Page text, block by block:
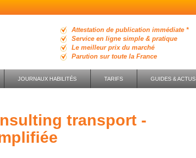
Attestation de publication immédiate *
Service en ligne simple & pratique
Le meilleur prix du marché
Parution sur toute la France
JOURNAUX HABILITÉS TARIFS GUIDES & ACTUS